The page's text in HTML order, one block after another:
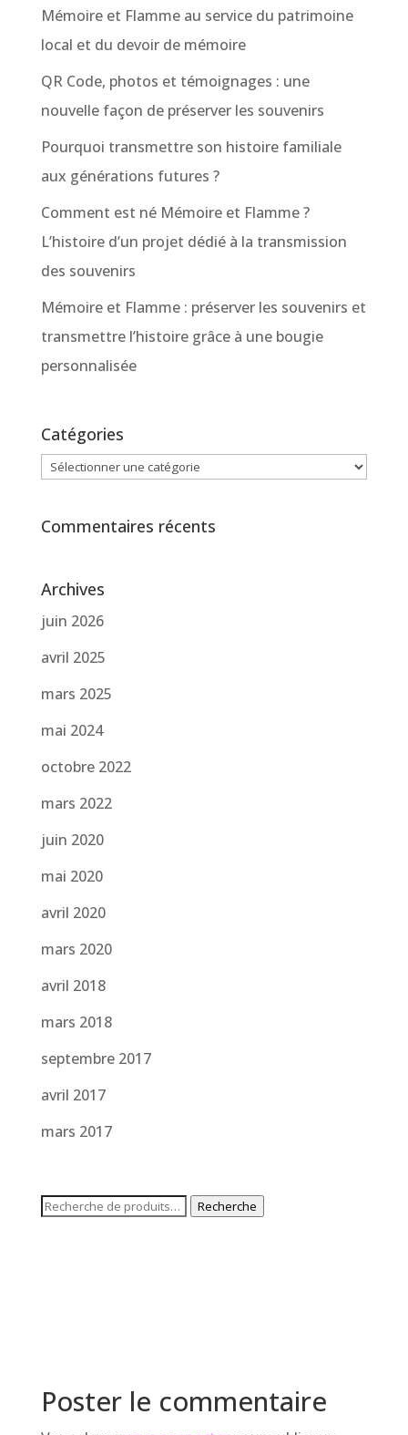
Mémoire et Flamme au service du patrimoine
local et du devoir de mémoire
QR Code, photos et témoignages : une
nouvelle façon de préserver les souvenirs
Pourquoi transmettre son histoire familiale
aux générations futures ?
Comment est né Mémoire et Flamme ?
L’histoire d’un projet dédié à la transmission
des souvenirs
Mémoire et Flamme : préserver les souvenirs et
transmettre l’histoire grâce à une bougie
personnalisée
Catégories
Catégories
Commentaires récents
Archives
juin 2026
avril 2025
mars 2025
mai 2024
octobre 2022
mars 2022
juin 2020
mai 2020
avril 2020
mars 2020
avril 2018
mars 2018
septembre 2017
avril 2017
mars 2017
Recherche
Recherche
Poster le commentaire